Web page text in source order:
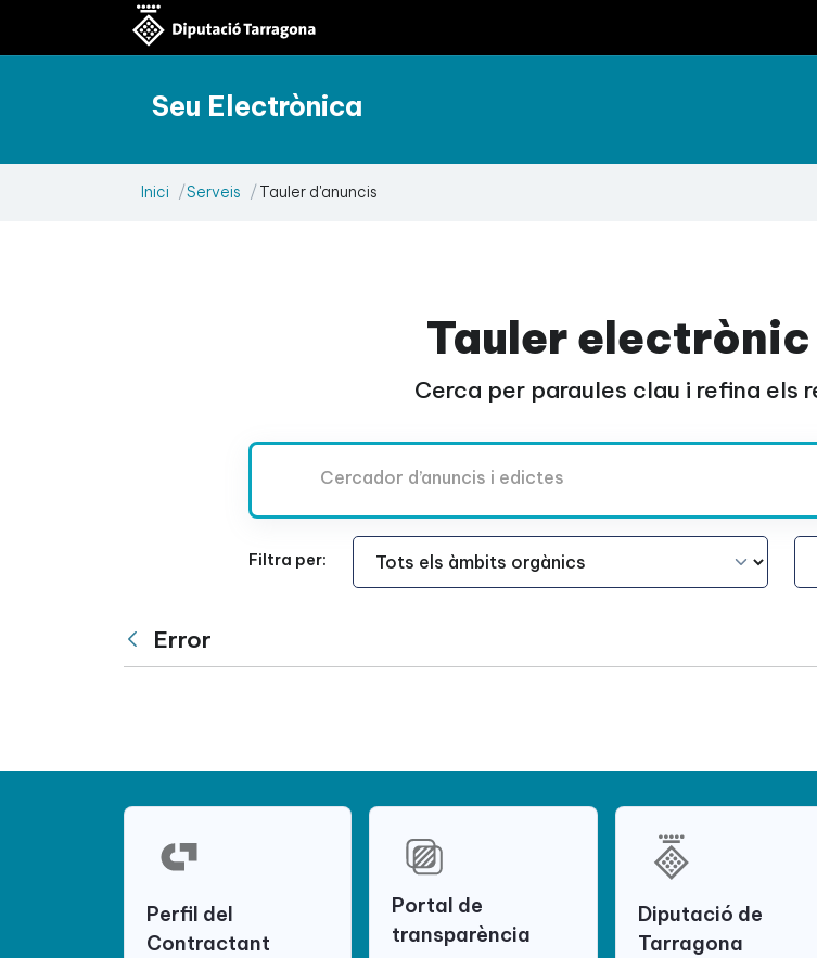
Seu Electrònica
Inici Serveis Tauler d'anuncis
Tauler electrònic
Cerca per paraules clau i refina els
Filtra per:
Àmbit Funcional
Vés enrere
Error
Perfil del
Contractant
Portal de
transparència
Diputació de
Tarragona